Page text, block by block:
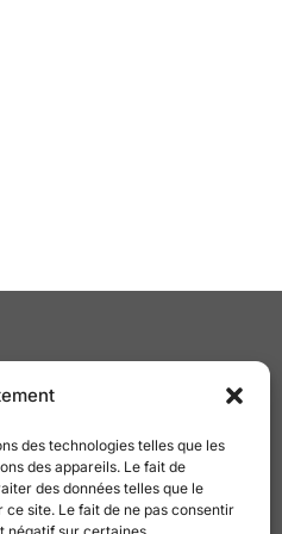
des technologies telles que les
des appareils. Le fait de
des données telles que le
site. Le fait de ne pas consentir